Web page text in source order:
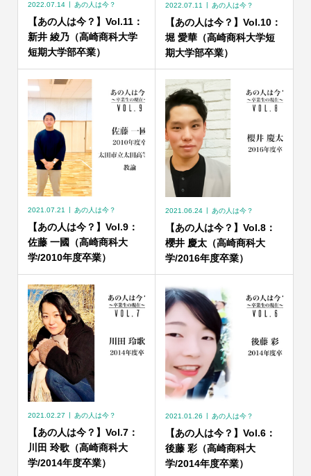
2022.07.14 あの人は今？
【あの人は今？】Vol.11：
新井 綾乃（高崎商科大学
短期大学部卒業）
2022.07.11 あの人は今？
【あの人は今？】Vol.10：
堀 愛華（高崎商科大学短
期大学部卒業）
2021.07.21 あの人は今？
【あの人は今？】Vol.9：
佐藤 一國（高崎商科大
学/2010年度卒業）
2021.06.24 あの人は今？
【あの人は今？】Vol.8：
櫻井 慶太（高崎商科大
学/2016年度卒業）
2021.02.27 あの人は今？
【あの人は今？】Vol.7：
川田 玲歌（高崎商科大
学/2014年度卒業）
2021.01.26 あの人は今？
【あの人は今？】Vol.6：
後藤 彩（高崎商科大
学/2014年度卒業）